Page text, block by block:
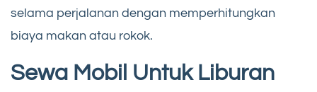
selama perjalanan dengan memperhitungkan
biaya makan atau rokok.
Sewa Mobil Untuk Liburan